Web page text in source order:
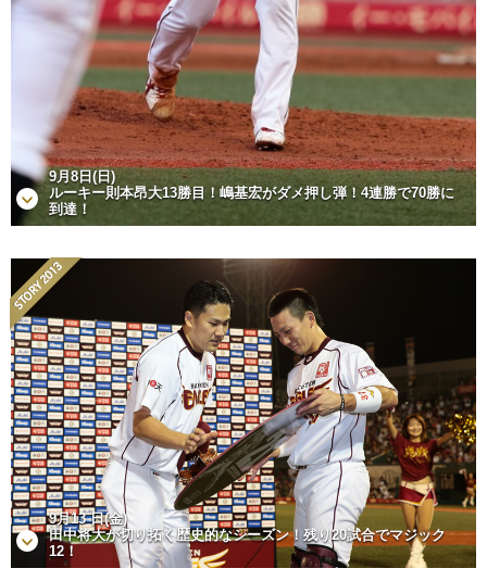
9月8日(日)
ルーキー則本昂大13勝目！嶋基宏がダメ押し弾！4連勝で70勝に
到達！
9月13 日(金)
田中将大が切り拓く歴史的なシーズン！残り20試合でマジック
12！